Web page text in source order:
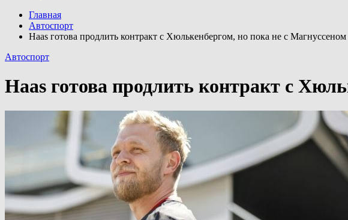
Главная
Автоспорт
Haas готова продлить контракт с Хюлькенбергом, но пока не с Магнуссеном
Автоспорт
Haas готова продлить контракт с